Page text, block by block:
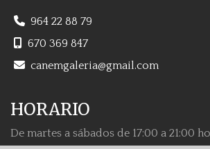
964 22 88 79
670 369 847
canemgaleria
gmail.com
HORARIO
De martes a sábados de 17:00 a 21:00